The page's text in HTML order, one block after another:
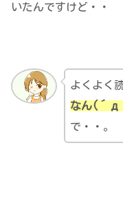
いたんですけど・・
よくよく
なん(´д
で・・。